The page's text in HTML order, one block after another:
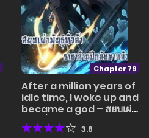
Chapter 79
After a million years of
idle time, I woke up and
became a god – สยบเผ่า
พันธุ์ทั่วล้า ราชาล้านปีกลับ
มาแล้ว
3.8